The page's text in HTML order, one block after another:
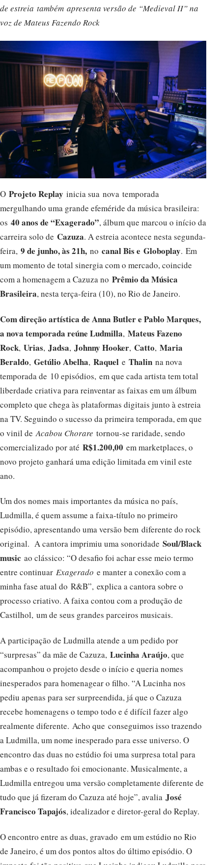
de estreia também apresenta versão de “Medieval II” na
voz de Mateus Fazendo Rock
O Projeto Replay inicia sua nova temporada
mergulhando uma grande efeméride da música brasileira:
os 40 anos de “Exagerado”, álbum que marcou o início da
carreira solo de Cazuza. A estreia acontece nesta segunda-
feira, 9 de junho, às 21h, no canal Bis e Globoplay. Em
um momento de total sinergia com o mercado, coincide
com a homenagem a Cazuza no Prêmio da Música
Brasileira, nesta terça-feira (10), no Rio de Janeiro.
Com direção artística de Anna Butler e Pablo Marques,
a nova temporada reúne Ludmilla, Mateus Fazeno
Rock, Urias, Jadsa, Johnny Hooker, Catto, Maria
Beraldo, Getúlio Abelha, Raquel e Thalin na nova
temporada de 10 episódios, em que cada artista tem total
liberdade criativa para reinventar as faixas em um álbum
completo que chega às plataformas digitais junto à estreia
na TV. Seguindo o sucesso da primeira temporada, em que
o vinil de Acabou Chorare tornou-se raridade, sendo
comercializado por até R$1.200,00 em marketplaces, o
novo projeto ganhará uma edição limitada em vinil este
ano.
Um dos nomes mais importantes da música no país,
Ludmilla, é quem assume a faixa-título no primeiro
episódio, apresentando uma versão bem diferente do rock
original. A cantora imprimiu uma sonoridade Soul/Black
music ao clássico: “O desafio foi achar esse meio termo
entre continuar Exagerado e manter a conexão com a
minha fase atual do R&B”, explica a cantora sobre o
processo criativo. A faixa contou com a produção de
Castilhol, um de seus grandes parceiros musicais.
A participação de Ludmilla atende a um pedido por
“surpresas” da mãe de Cazuza, Lucinha Araújo, que
acompanhou o projeto desde o início e queria nomes
inesperados para homenagear o filho. “A Lucinha nos
pediu apenas para ser surpreendida, já que o Cazuza
recebe homenagens o tempo todo e é difícil fazer algo
realmente diferente. Acho que conseguimos isso trazendo
a Ludmilla, um nome inesperado para esse universo. O
encontro das duas no estúdio foi uma surpresa total para
ambas e o resultado foi emocionante. Musicalmente, a
Ludmilla entregou uma versão completamente diferente de
tudo que já fizeram do Cazuza até hoje”, avalia José
Francisco Tapajós, idealizador e diretor-geral do Replay.
O encontro entre as duas, gravado em um estúdio no Rio
de Janeiro, é um dos pontos altos do último episódio. O